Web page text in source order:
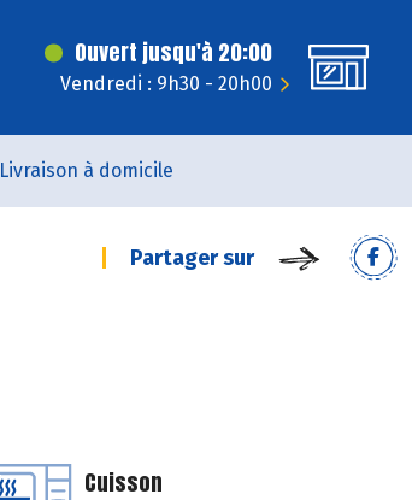
Ouvert jusqu'à 20:00
Vendredi : 9h30 - 20h00
Livraison à domicile
Partager sur
Cuisson